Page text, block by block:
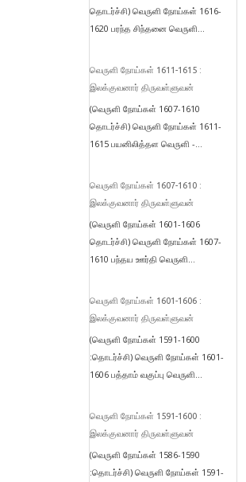
தொடர்ச்சி) வெருளி நோய்கள் 1616-
1620 பரந்த சிந்தனை வெருளி...
வெருளி நோய்கள் 1611-1615 :
இலக்குவனார் திருவள்ளுவன்
(வெருளி நோய்கள் 1607-1610
தொடர்ச்சி) வெருளி நோய்கள் 1611-
1615 பயனிலித்தள வெருளி -...
வெருளி நோய்கள் 1607-1610 :
இலக்குவனார் திருவள்ளுவன்
(வெருளி நோய்கள் 1601-1606
தொடர்ச்சி) வெருளி நோய்கள் 1607-
1610 பந்தய ஊர்தி வெருளி...
வெருளி நோய்கள் 1601-1606 :
இலக்குவனார் திருவள்ளுவன்
(வெருளி நோய்கள் 1591-1600
:தொடர்ச்சி) வெருளி நோய்கள் 1601-
1606 பத்தாம் வகுப்பு வெருளி...
வெருளி நோய்கள் 1591-1600 :
இலக்குவனார் திருவள்ளுவன்
(வெருளி நோய்கள் 1586-1590
:தொடர்ச்சி) வெருளி நோய்கள் 1591-